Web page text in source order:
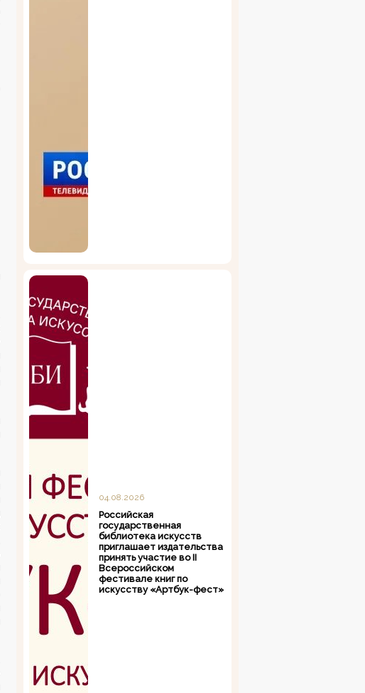
04.08.2026
Российская
государственная
библиотека искусств
приглашает издательства
принять участие во II
Всероссийском
фестивале книг по
искусству «Артбук-фест»